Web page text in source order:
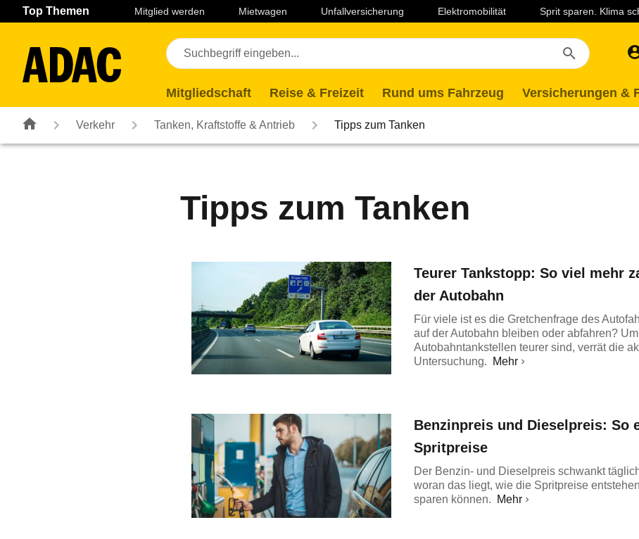
Navigation Seiteninhalt Fußzeile
Top Themen Mitglied werden Mietwagen Unfallversicherung Elektromobilität Sprit sparen. Klima
Mitgliedschaft Reise & Freizeit Rund ums Fahrzeug Versicherungen &
Verkehr Tanken, Kraftstoffe & Antrieb Tipps zum Tanken
Tipps zum Tanken
Teurer Tankstopp: So viel mehr
der Autobahn
Für viele ist es die Gretchenfrage des
auf der Autobahn bleiben oder abfahren?
Autobahntankstellen teurer sind, verrät die
Untersuchung.
Mehr
Benzinpreis und Dieselpreis: So
Spritpreise
Der Benzin- und Dieselpreis schwankt
woran das liegt, wie die Spritpreise
sparen können.
Mehr